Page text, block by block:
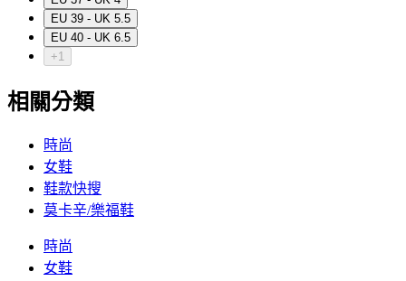
EU 39 - UK 5.5
EU 40 - UK 6.5
+1
相關分類
時尚
女鞋
鞋款快搜
莫卡辛/樂福鞋
時尚
女鞋